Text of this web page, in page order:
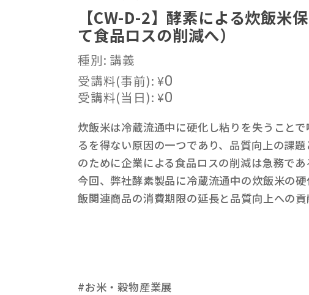
【CW-D-2】酵素による炊飯米
て食品ロスの削減へ）
種別: 講義
受講料(事前):¥0
受講料(当日):¥0
炊飯米は冷蔵流通中に硬化し粘りを失うこと
るを得ない原因の一つであり、品質向上の課
のために企業による食品ロスの削減は急務であ
今回、弊社酵素製品に冷蔵流通中の炊飯米の
飯関連商品の消費期限の延長と品質向上への貢
#お米・穀物産業展